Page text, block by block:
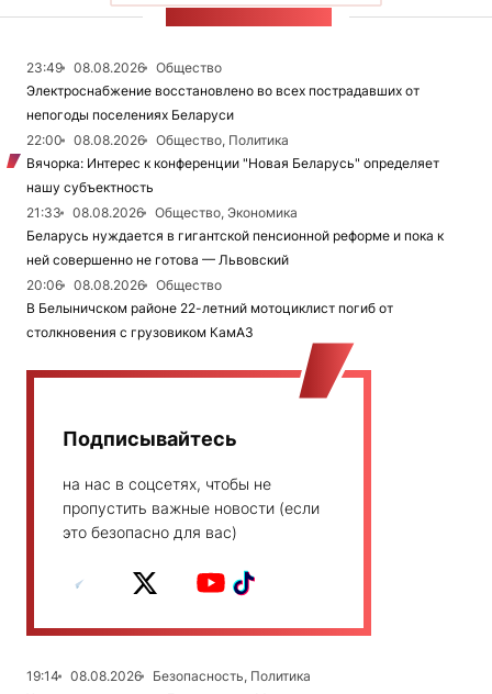
23:49 08.08.2026
Общество
Электроснабжение восстановлено во всех пострадавших от
непогоды поселениях Беларуси
22:00
08.08.2026
Общество, Политика
Вячорка: Интерес к конференции "Новая Беларусь" определяет
нашу субъектность
21:33
08.08.2026
Общество, Экономика
Беларусь нуждается в гигантской пенсионной реформе и пока к
ней совершенно не готова — Львовский
20:06
08.08.2026
Общество
В Белыничском районе 22-летний мотоциклист погиб от
столкновения с грузовиком КамАЗ
Подписывайтесь
на нас в соцсетях, чтобы не
пропустить важные новости (если
это безопасно для вас)
19:14 08.08.2026
Безопасность, Политика